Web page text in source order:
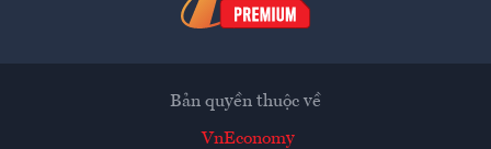
Bản quyền thuộc về
VnEconomy